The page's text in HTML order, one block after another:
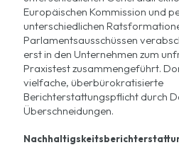
Europäischen Kommission und
unterschiedlichen
Parlamentsausschüssen
erst in den Unternehmen zum
Praxistest zusammengeführt.
vielfache, überbürokratisierte
Berichterstattungspflicht durch
Überschneidungen.